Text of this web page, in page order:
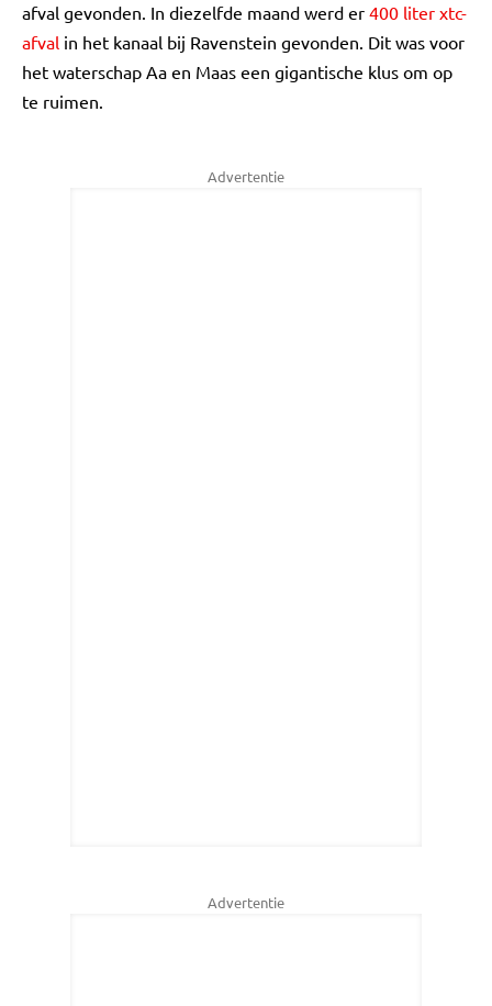
afval gevonden. In diezelfde maand werd er 400 liter xtc-
afval in het kanaal bij Ravenstein gevonden. Dit was voor
het waterschap Aa en Maas een gigantische klus om op
te ruimen.
Advertentie
Advertentie